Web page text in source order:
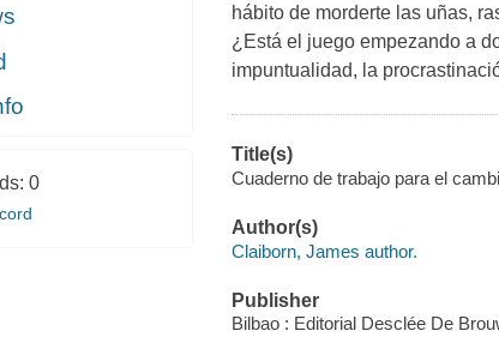
0
hábito de morderte las uñas,
¿Está el juego empezando a
impuntualidad, la
Title(s)
Cuaderno de trabajo para el
Author(s)
Claiborn, James author.
Publisher
Bilbao : Editorial Desclée De